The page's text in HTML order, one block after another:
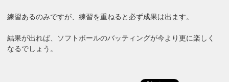
練習あるのみですが、練習を重ねると必ず成果は出ます。
結果が出れば、ソフトボールのバッティングが今より更に楽しく
なるでしょう。